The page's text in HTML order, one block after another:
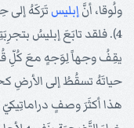
ولُوقا، أنَّإبليس
4). فلقد تابَعَ إبليسُ
يقِفُ وجهاً لِوَجهٍ معَ كُلِّ
حياتَهُ تسقُطُ إلى الأرضِ
هذا أكثَرَ وصفٍ